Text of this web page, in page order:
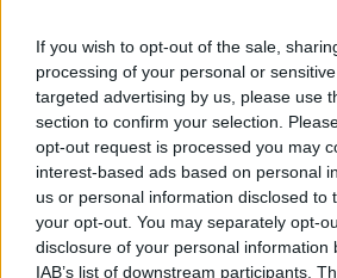
If you wish to opt-out of the sale,
processing of your personal or
targeted advertising by us, please use
section to confirm your selection.
opt-out request is processed you may
interest-based ads based on personal
us or personal information disclosed to
your opt-out. You may separately opt-
disclosure of your personal information
IAB’s list of downstream participants.
Kedysi boli veľkým
radšej vyhnite. Týchto 7
obývačku zastaralou